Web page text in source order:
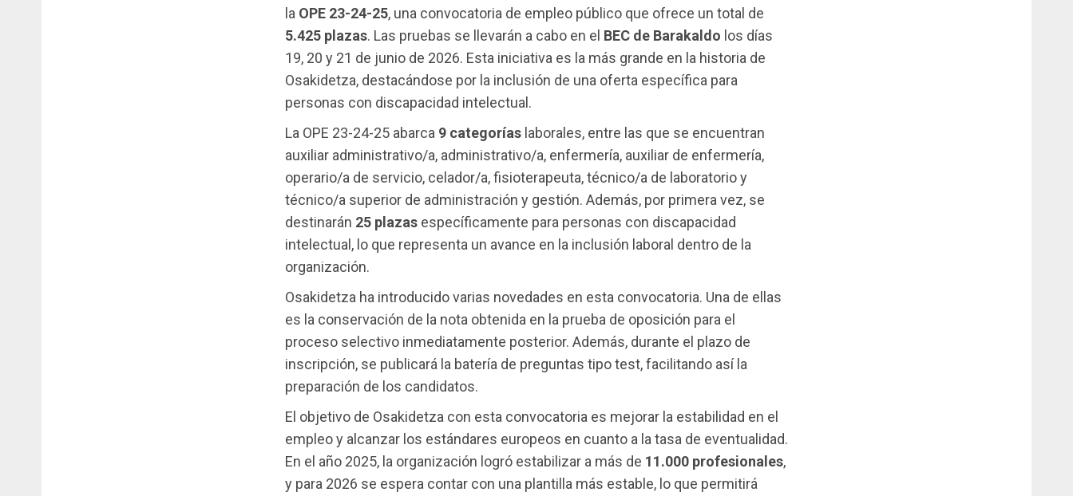
la OPE 23-24-25, una convocatoria de empleo público que ofrece un total de
5.425 plazas. Las pruebas se llevarán a cabo en el BEC de Barakaldo los días
19, 20 y 21 de junio de 2026. Esta iniciativa es la más grande en la historia de
Osakidetza, destacándose por la inclusión de una oferta específica para
personas con discapacidad intelectual.
La OPE 23-24-25 abarca 9 categorías laborales, entre las que se encuentran
auxiliar administrativo/a, administrativo/a, enfermería, auxiliar de enfermería,
operario/a de servicio, celador/a, fisioterapeuta, técnico/a de laboratorio y
técnico/a superior de administración y gestión. Además, por primera vez, se
destinarán 25 plazas específicamente para personas con discapacidad
intelectual, lo que representa un avance en la inclusión laboral dentro de la
organización.
Osakidetza ha introducido varias novedades en esta convocatoria. Una de ellas
es la conservación de la nota obtenida en la prueba de oposición para el
proceso selectivo inmediatamente posterior. Además, durante el plazo de
inscripción, se publicará la batería de preguntas tipo test, facilitando así la
preparación de los candidatos.
El objetivo de Osakidetza con esta convocatoria es mejorar la estabilidad en el
empleo y alcanzar los estándares europeos en cuanto a la tasa de eventualidad.
En el año 2025, la organización logró estabilizar a más de 11.000 profesionales,
y para 2026 se espera contar con una plantilla más estable, lo que permitirá